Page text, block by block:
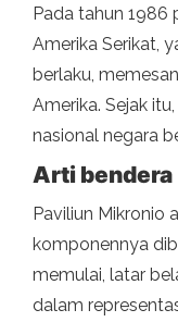
Pada tahun 1986
Amerika Serikat,
berlaku,
Amerika. Sejak
nasional negara
Arti bendera
Paviliun Mikronio
komponennya
memulai, latar
dalam